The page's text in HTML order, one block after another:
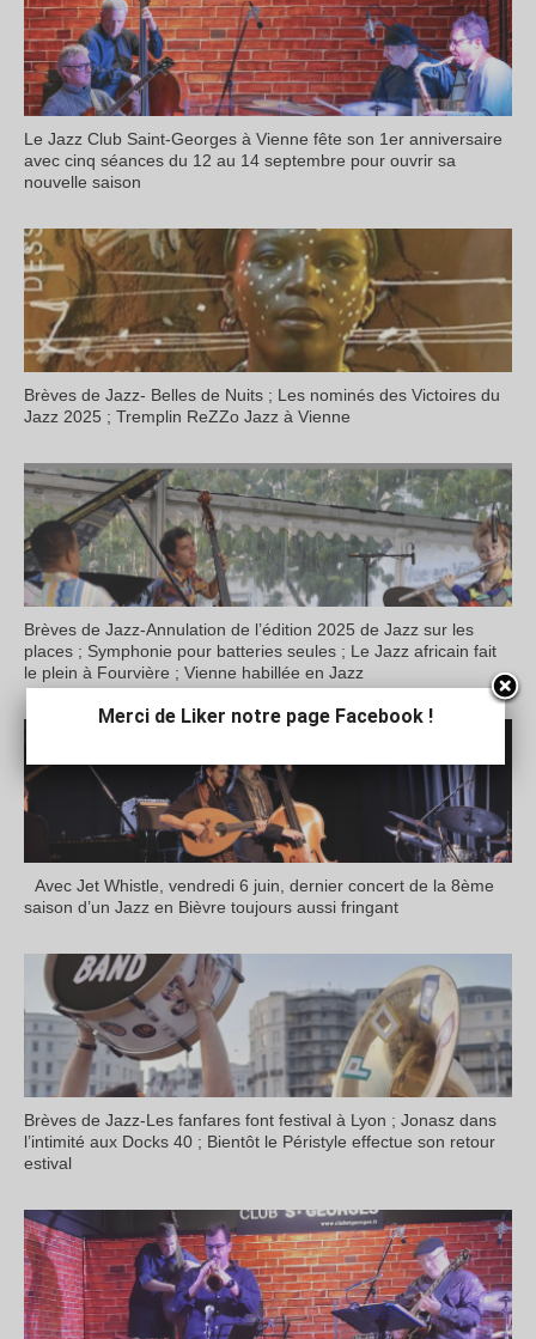
Le Jazz Club Saint-Georges à Vienne fête son 1er anniversaire
avec cinq séances du 12 au 14 septembre pour ouvrir sa
nouvelle saison
Brèves de Jazz- Belles de Nuits ; Les nominés des Victoires du
Jazz 2025 ; Tremplin ReZZo Jazz à Vienne
Brèves de Jazz-Annulation de l’édition 2025 de Jazz sur les
places ; Symphonie pour batteries seules ; Le Jazz africain fait
le plein à Fourvière ; Vienne habillée en Jazz
Avec Jet Whistle, vendredi 6 juin, dernier concert de la 8ème
saison d’un Jazz en Bièvre toujours aussi fringant
Brèves de Jazz-Les fanfares font festival à Lyon ; Jonasz dans
l’intimité aux Docks 40 ; Bientôt le Péristyle effectue son retour
estival
Merci de Liker notre page Facebook !